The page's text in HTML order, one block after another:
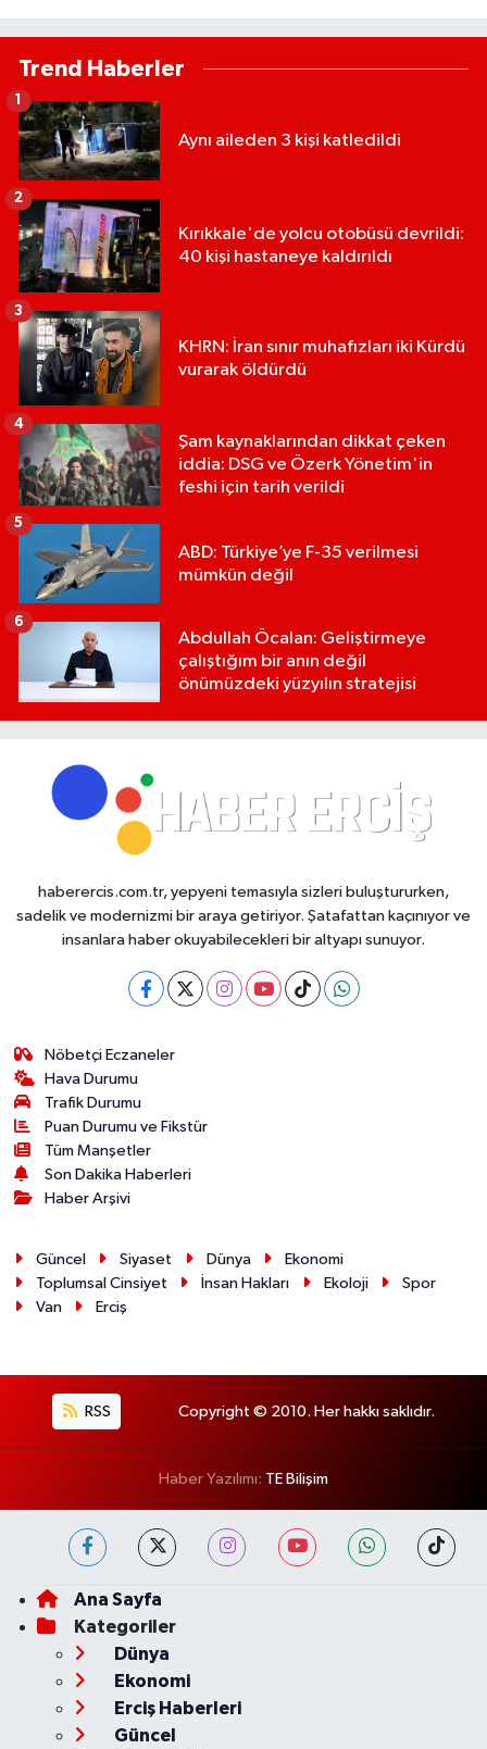
Trend Haberler
Aynı aileden 3 kişi katledildi
1
Kırıkkale'de yolcu otobüsü devrildi:
40 kişi hastaneye kaldırıldı
2
KHRN: İran sınır muhafızları iki Kürdü
vurarak öldürdü
3
Şam kaynaklarından dikkat çeken
iddia: DSG ve Özerk Yönetim'in
feshi için tarih verildi
4
ABD: Türkiye’ye F-35 verilmesi
mümkün değil
5
Abdullah Öcalan: Geliştirmeye
çalıştığım bir anın değil
önümüzdeki yüzyılın stratejisi
6
haberercis.com.tr, yepyeni temasıyla sizleri buluştururken,
sadelik ve modernizmi bir araya getiriyor. Şatafattan kaçınıyor ve
insanlara haber okuyabilecekleri bir altyapı sunuyor.
Nöbetçi Eczaneler
Hava Durumu
Trafik Durumu
Puan Durumu ve Fikstür
Tüm Manşetler
Son Dakika Haberleri
Haber Arşivi
Güncel Siyaset Dünya
Ekonomi
Toplumsal Cinsiyet
İnsan Hakları Ekoloji
Spor
Van
Erciş
RSS Copyright © 2010. Her hakkı saklıdır.
Haber Yazılımı: TE Bilişim
Ana Sayfa
Kategoriler
Dünya
Ekonomi
Erciş Haberleri
Güncel